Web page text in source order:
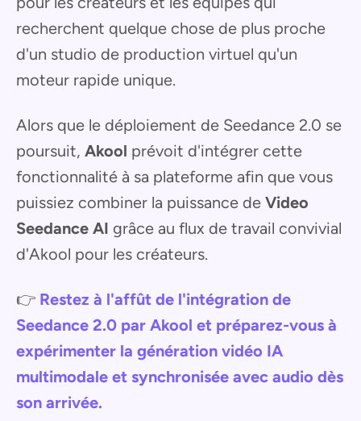
recherchent quelque chose de plus proche
d'un studio de production virtuel qu'un
moteur rapide unique.
Alors que le déploiement de Seedance 2.0 se
poursuit, Akool prévoit d'intégrer cette
fonctionnalité à sa plateforme afin que vous
puissiez combiner la puissance de Video
Seedance AI grâce au flux de travail convivial
d'Akool pour les créateurs.
👉 Restez à l'affût de l'intégration de
Seedance 2.0 par Akool et préparez-vous à
expérimenter la génération vidéo IA
multimodale et synchronisée avec audio dès
son arrivée.